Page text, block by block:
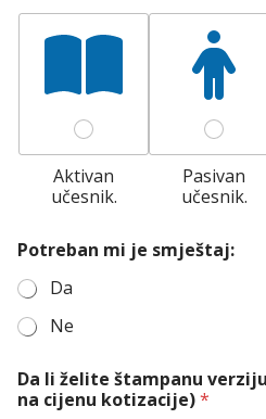
Aktivan
učesnik.
Pasivan
učesnik.
Potreban mi je smještaj:
Da
Ne
Da li želite štampanu
na cijenu kotizacije)*